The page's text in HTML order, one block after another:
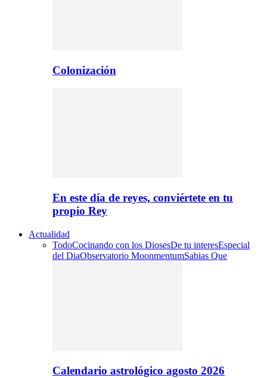
Colonización
En este día de reyes, conviértete en tu
propio Rey
Actualidad
TodoCocinando con los DiosesDe tu interesEspecial
del DiaObservatorio MoonmentumSabias Que
Calendario astrológico agosto 2026